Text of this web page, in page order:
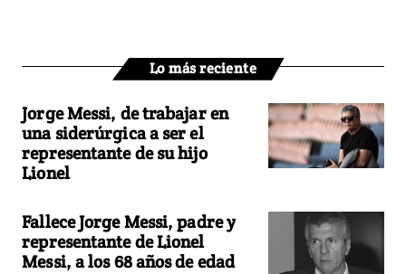
Lo más reciente
Jorge Messi, de trabajar en
una siderúrgica a ser el
representante de su hijo
Lionel
Fallece Jorge Messi, padre y
representante de Lionel
Messi, a los 68 años de edad